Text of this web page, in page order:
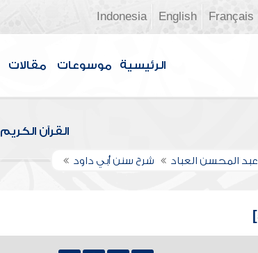
Français
English
Indonesia
الرئيسية موسوعات مقالات
القرآن الكريم
عبد المحسن العباد شرح سنن أبي داود